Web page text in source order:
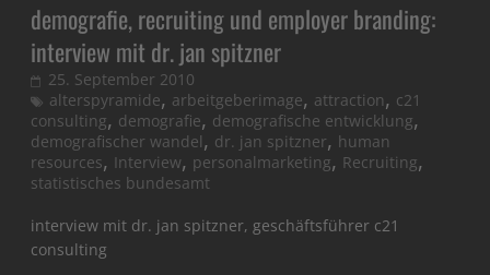
demografie, recruiting und employer branding:
interview mit dr. jan spitzner
25. September 2010
alterspyramide, arbeitgeberimage, attraction, c21
consulting, demografie, demografische entwicklung,
demografischer wandel, dr. jan spitzner, human
resources, Interview, personalmarketing, Recruiting,
statistisches bundesamt
interview mit dr. jan spitzner, geschäftsführer c21
consulting